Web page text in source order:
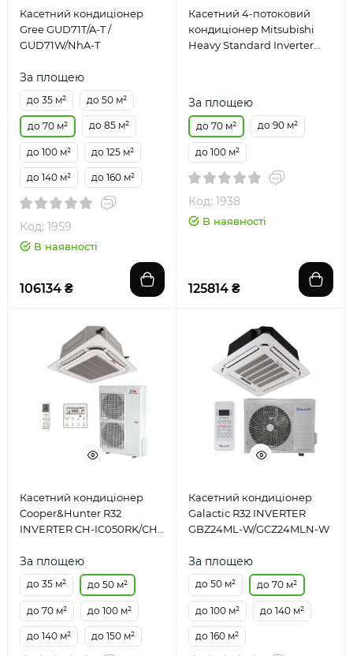
Касетний кондиціонер
Gree GUD71T/A-T /
GUD71W/NhA-T
За площею
до 35 м² до 50 м²
до 70 м² до 85 м²
до 100 м² до 125 м²
до 140 м² до 160 м²
Код: 1959
В наявності
106134 ₴
Касетний 4-потоковий
кондиціонер Mitsubishi
Heavy Standard Inverter
За площею
до 70 м² до 90 м²
до 100 м²
Код: 1938
В наявності
125814 ₴
Касетний кондиціонер
Cooper&Hunter R32
INVERTER CH-IC050RK/CH-
За площею
до 35 м² до 50 м²
до 70 м² до 100 м²
до 140 м² до 150 м²
Касетний кондиціонер
Galactic R32 INVERTER
GBZ24ML-W/GCZ24MLN-W
За площею
до 50 м² до 70 м²
до 100 м² до 140 м²
до 160 м²